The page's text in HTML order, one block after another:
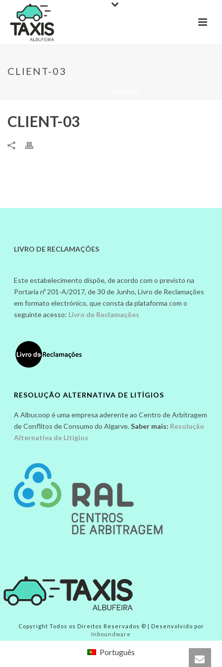
CLIENT-03
CLIENT-03
LIVRO DE RECLAMAÇÕES
Este estabelecimento dispõe, de acordo com o previsto na
Portaria nº 201-A/2017, de 30 de Junho, Livro de Reclamações
em formato electrónico, que consta da plataforma com o
seguinte acesso: Livro de Reclamações
RESOLUÇÃO ALTERNATIVA DE LITÍGIOS
A Albucoop é uma empresa aderente ao Centro de Arbitragem
de Conflitos de Consumo do Algarve.Saber mais: Resolução
Alternativa de Litígios
Copyright Todos os Direitos Reservados © | Desenvolvido por
Inboundware
Português